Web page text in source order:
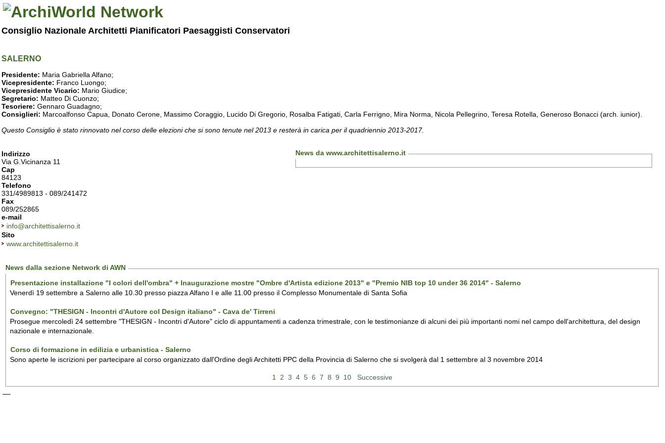
Consiglio Nazionale Architetti Pianificatori Paesaggisti Conservatori
SALERNO
Presidente: Maria Gabriella Alfano;
Vicepresidente: Franco Luongo;
Vicepresidente Vicario: Mario Giudice;
Segretario: Matteo Di Cuonzo;
Tesoriere: Gennaro Guadagno;
Consiglieri: Marcoalfonso Capua, Donato Cerone, Massimo Coraggio, Lucido Di Gregorio, Rosalba Fatigati, Carla Ferrigno, Mira Norma, Nicola Pellegrino, Teresa Rotella, Generoso Bonacci (arch. iunior).
Questo Consiglio è stato rinnovato nel corso delle elezioni che si sono tenute nel 2013 e resterà in carica per il quadriennio 2013-2017.
Indirizzo
Via G.Vicinanza 11
Cap
84123
Telefono
331/4989813 - 089/241472
Fax
089/252865
e-mail
info@architettisalerno.it
Sito
www.architettisalerno.it
News da www.architettisalerno.it
News dalla sezione Network di AWN
Presentazione installazione "I colori dell'ombra" + Inaugurazione mostre "Ombre d'Artista edizione 2013" e "Premio NIB top 10 under 36 2014" - Salerno
Venerdì 19 settembre a Salerno alle 10.30 presso piazza Alfano I e alle 11.00 presso il Complesso Monumentale di Santa Sofia
Convegno: "THESIGN - Incontri d'Autore col Design italiano" - Cava de' Tirreni
Prosegue mercoledì 24 settembre "THESIGN - Incontri d'Autore" ciclo di appuntamenti a cadenza trimestrale, con le testimonianze di alcuni dei più importanti nomi nel campo dell'architettura, del design
nazionale e internazionale.
Corso di formazione in edilizia e urbanistica - Salerno
Sono aperte le iscrizioni per partecipare al corso organizzato dall'Ordine degli Architetti PPC della Provincia di Salerno che si svolgerà dal 1 settembre al 3 novembre 2014
1 2 3 4 5 6 7 8 9 10 Successive